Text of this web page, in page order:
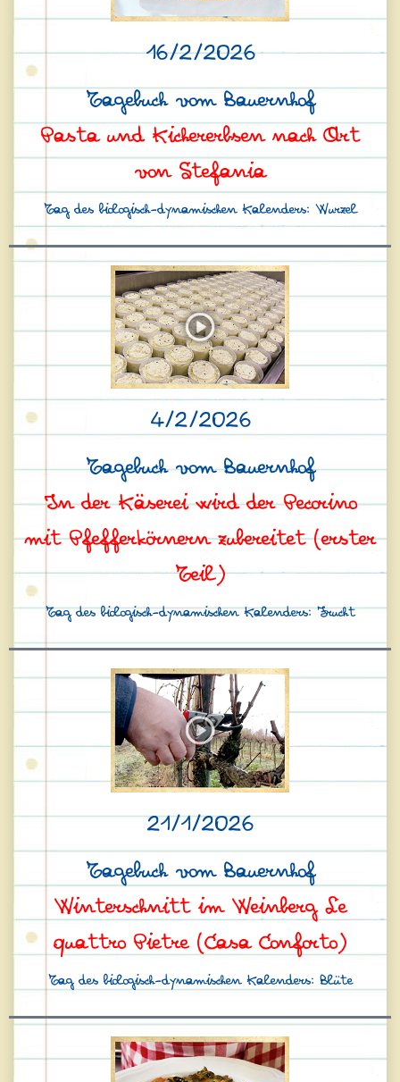
16/2/2026
Tagebuch vom Bauernhof
Pasta und Kichererbsen nach Art
von Stefania
Tag des biologisch-dynamischen Kalenders: Wurzel
4/2/2026
Tagebuch vom Bauernhof
In der Käserei wird der Pecorino
mit Pfefferkörnern zubereitet (erster
Teil)
Tag des biologisch-dynamischen Kalenders: Frucht
21/1/2026
Tagebuch vom Bauernhof
Winterschnitt im Weinberg Le
quattro Pietre (Casa Conforto)
Tag des biologisch-dynamischen Kalenders: Blüte